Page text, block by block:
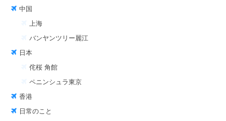
中国
上海
バンヤンツリー麗江
日本
侘桜 角館
ペニンシュラ東京
香港
日常のこと